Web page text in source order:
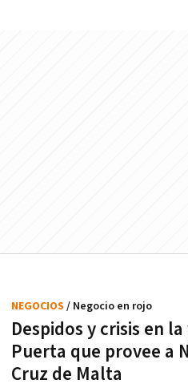
Despidos y crisis en
Puerta que provee a
Cruz de Malta
NEGOCIOS / Negocio en rojo